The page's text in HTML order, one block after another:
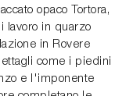
opaco Tortora,
lavoro in quarzo
in Rovere
come i piedini
e l'imponente